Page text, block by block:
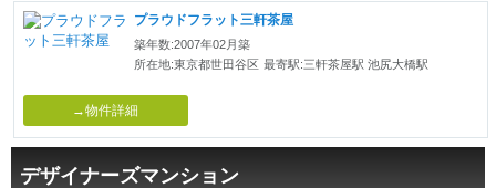
プラウドフラット三軒茶屋
築年数:2007年02月築
所在地:東京都世田谷区 最寄駅:三軒茶屋駅 池尻大橋駅
→物件詳細
デザイナーズマンション